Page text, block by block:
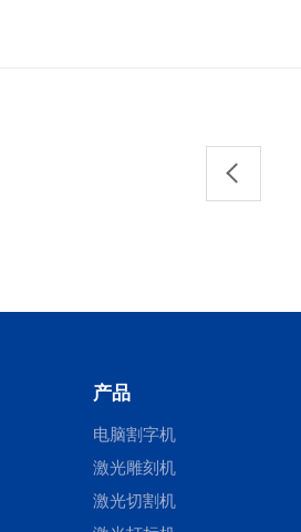
产品
电脑割字机
激光雕刻机
激光切割机